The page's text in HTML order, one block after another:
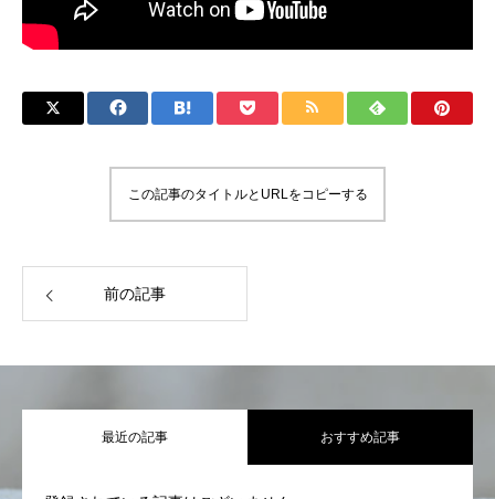
この記事のタイトルとURLをコピーする
前の記事
最近の記事 おすすめ記事